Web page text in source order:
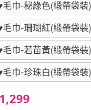
巾-秘綠色(緞帶袋裝)
巾-珊瑚紅(緞帶袋裝)
巾-若苗黃(緞帶袋裝)
巾-珍珠白(緞帶袋裝)